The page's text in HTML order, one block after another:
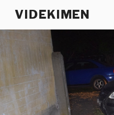
VIDEKIMEN